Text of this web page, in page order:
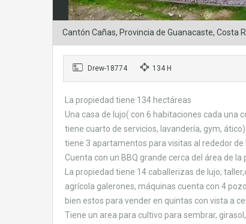
Cantón Cañas, Provincia de Guanacaste, Costa
Drew-18774 134 H
La propiedad tiene 134 hectáreas
Una casa de lujo( con 6 habitaciones cada una
tiene cuarto de servicios, lavandería, gym, ático)
tiene 3 apartamentos para visitas al rededor de
Cuenta con un BBQ grande cerca del área de la
La propiedad tiene 14 caballerizas de lujo,
agrícola galerones, máquinas cuenta con 4
bien estos para vender en quintas con vista a
Tiene un area para cultivo para sembrar,